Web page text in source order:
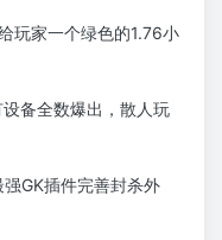
玩家一个绿色的1.76小
备全数爆出，散人玩
强GK插件完善封杀外